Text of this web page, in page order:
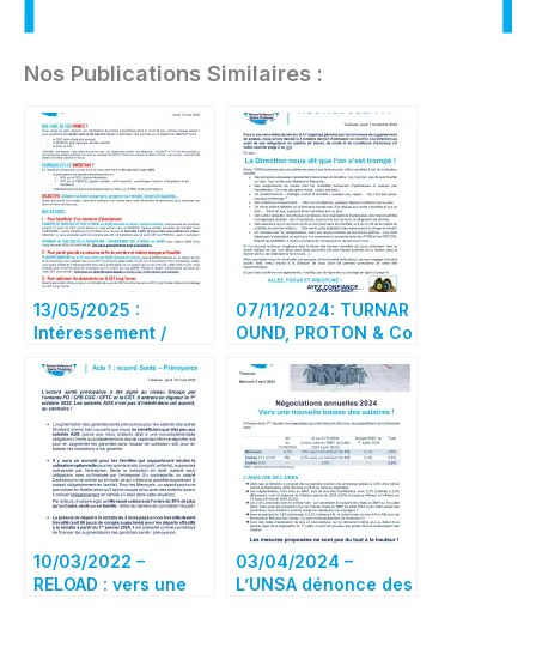
Nos Publications Similaires :
13/05/2025 :
Intéressement /
07/11/2024: TURNAR
OUND, PROTON & Co
10/03/2022 –
RELOAD : vers une
03/04/2024 –
L’UNSA dénonce des